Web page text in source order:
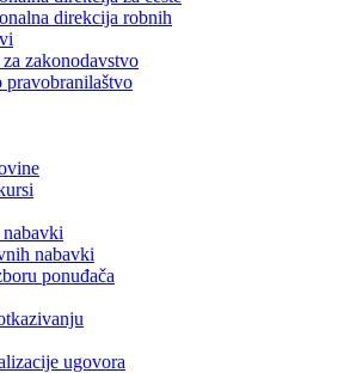
direkcija robnih
zakonodavstvo
pravobranilaštvo
nabavki
ponuđača
ugovora